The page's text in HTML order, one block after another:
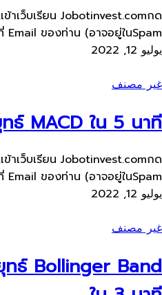
ข้าเว็บ​เรียน Jobotinvest.comกด
ของท่าน​ (อาจอยู่ใน​Spam,...
يوليو 12, 2022
غير مصنف
ธ์ MACD ใน 5 นาที
ข้าเว็บ​เรียน Jobotinvest.comกด
ของท่าน​ (อาจอยู่ใน​Spam,...
يوليو 12, 2022
غير مصنف
ธ์ Bollinger Band